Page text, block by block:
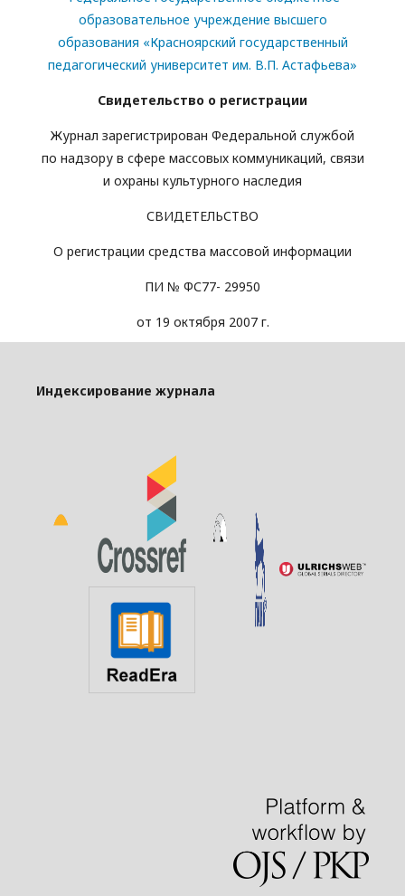
образовательное учреждение высшего
образования «Красноярский государственный
педагогический университет им. В.П. Астафьева»
Свидетельство о регистрации
Журнал зарегистрирован Федеральной службой
по надзору в сфере массовых коммуникаций, связи
и охраны культурного наследия
СВИДЕТЕЛЬСТВО
О регистрации средства массовой информации
ПИ № ФС77- 29950
от 19 октября 2007 г.
Индексирование журнала